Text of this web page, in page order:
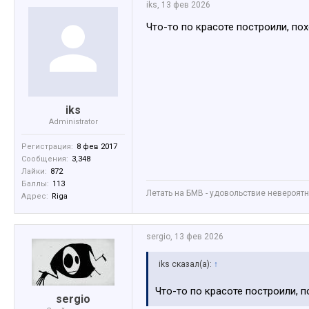
iks
Administrator
Регистрация: 8 фев 2017
Сообщения: 3,348
Лайки: 872
Баллы: 113
Адрес: Riga
iks, 13 фев 2026
Что-то по красоте построили,
Летать на БМВ - удовольствие
sergio
sergio, 13 фев 2026
iks сказал(а): ↑
Что-то по красоте построили,